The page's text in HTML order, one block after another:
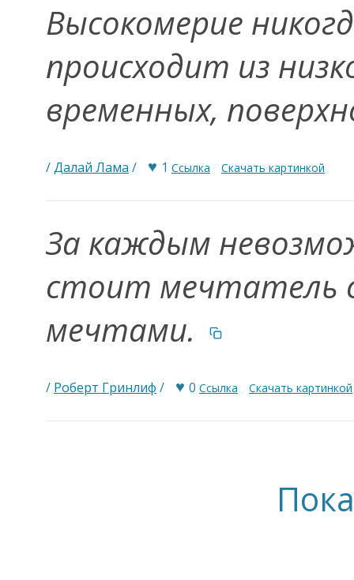
Высокомерие
происходит из
временных,
/Далай Лама / ♥ 1 Ссылка Скачать картинкой
За каждым
стоит мечтатель
мечтами.
/ Роберт Гринлиф / ♥ 0 Ссылка Скачать картинкой